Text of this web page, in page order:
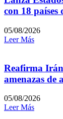
con 18
05/08/2026
Leer Más
Reafirma
amenazas de
05/08/2026
Leer Más